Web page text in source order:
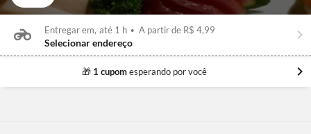
Entregar em, até 1 h • A partir de R$ 4,99
Selecionar endereço keyboard_arrow_right
🎁 1 cupomesperando por você chevron_right